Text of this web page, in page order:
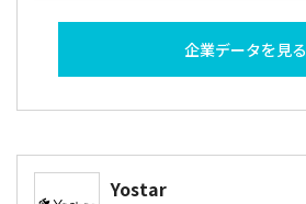
企業データを見る
Yostar